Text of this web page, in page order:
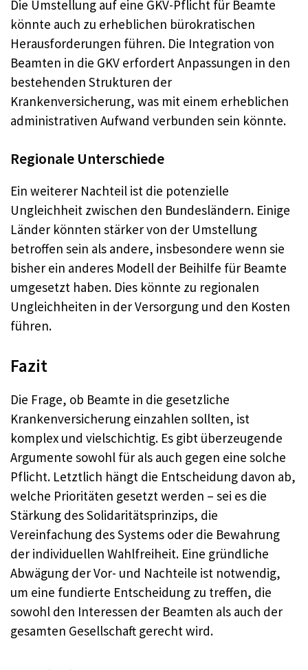
Die Umstellung auf eine GKV-Pflicht für Beamte
könnte auch zu erheblichen bürokratischen
Herausforderungen führen. Die Integration von
Beamten in die GKV erfordert Anpassungen in den
bestehenden Strukturen der
Krankenversicherung, was mit einem erheblichen
administrativen Aufwand verbunden sein könnte.
Regionale Unterschiede
Ein weiterer Nachteil ist die potenzielle
Ungleichheit zwischen den Bundesländern. Einige
Länder könnten stärker von der Umstellung
betroffen sein als andere, insbesondere wenn sie
bisher ein anderes Modell der Beihilfe für Beamte
umgesetzt haben. Dies könnte zu regionalen
Ungleichheiten in der Versorgung und den Kosten
führen.
Fazit
Die Frage, ob Beamte in die gesetzliche
Krankenversicherung einzahlen sollten, ist
komplex und vielschichtig. Es gibt überzeugende
Argumente sowohl für als auch gegen eine solche
Pflicht. Letztlich hängt die Entscheidung davon ab,
welche Prioritäten gesetzt werden – sei es die
Stärkung des Solidaritätsprinzips, die
Vereinfachung des Systems oder die Bewahrung
der individuellen Wahlfreiheit. Eine gründliche
Abwägung der Vor- und Nachteile ist notwendig,
um eine fundierte Entscheidung zu treffen, die
sowohl den Interessen der Beamten als auch der
gesamten Gesellschaft gerecht wird.